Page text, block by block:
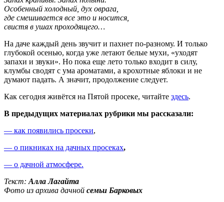
Особенный холодный, дух оврага,
где смешивается все это и носится,
свистя в ушах проходящего…
На даче каждый день звучит и пахнет по-разному. И только
глубокой осенью, когда уже летают белые мухи, «уходят
запахи и звуки». Но пока еще лето только входит в силу,
клумбы сводят с ума ароматами, а крохотные яблоки и не
думают падать. А значит, продолжение следует.
Как сегодня живётся на Пятой просеке, читайте здесь.
В предыдущих материалах рубрики мы рассказали:
— как появились просеки,
— о пикниках на дачных просеках,
— о дачной атмосфере.
Текст: Алла Лагайта
Фото из архива дачной семьи Барковых